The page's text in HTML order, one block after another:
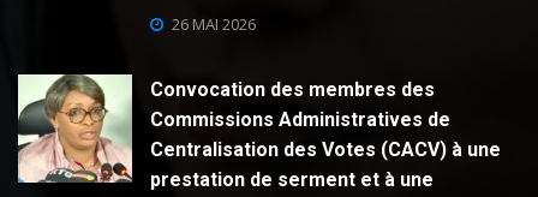
26 MAI 2026
Convocation des membres des
Commissions Administratives de
Centralisation des Votes (CACV) à une
prestation de serment et à une